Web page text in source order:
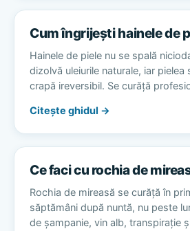
Cum îngrijești hainele de
Hainele de piele nu se spală
dizolvă uleiurile naturale, iar pielea
crapă ireversibil. Se curăță
Citește ghidul →
Ce faci cu rochia de
Rochia de mireasă se curăță în
săptămâni după nuntă, nu peste
de șampanie, vin alb, transpirație